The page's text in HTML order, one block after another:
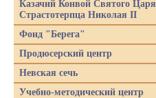
Казачий Конвой Святого Царя
Страстотерпца Николая II
Фонд "Берега"
Продюсерский центр
Невская сечь
Учебно-методический центр